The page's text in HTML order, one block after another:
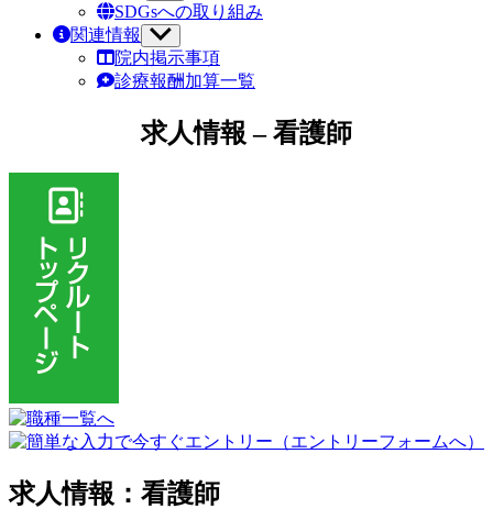
ブ
メ
ニ
ュ
ー
表
示
SDGsへの取り組み
関連情報
サ
ブ
メ
ュ
ー
院内掲示事項
診療報酬加算一覧
求人情報 – 看護師
求人情報：看護師